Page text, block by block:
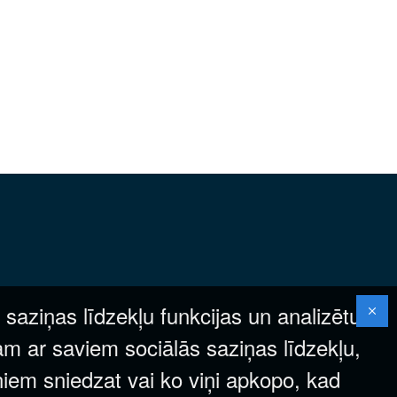
līdzekļu funkcijas un analizētu
ar saviem sociālās saziņas līdzekļu,
sniedzat vai ko viņi apkopo, kad